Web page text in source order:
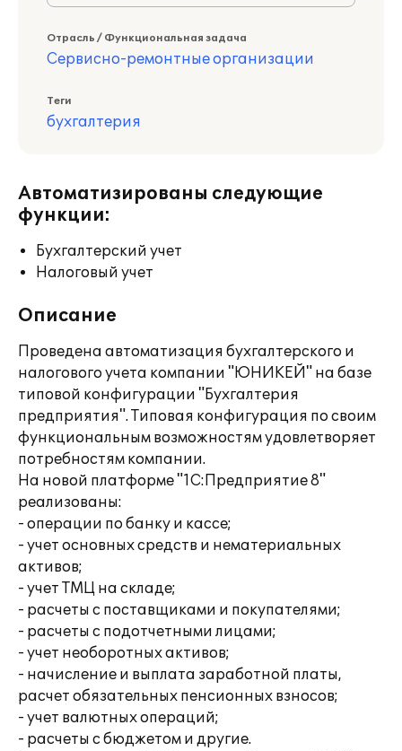
Отрасль / Функциональная задача
Сервисно-ремонтные организации
Теги
бухгалтерия
Автоматизированы следующие
функции:
Бухгалтерский учет
Налоговый учет
Описание
Проведена автоматизация бухгалтерского и
налогового учета компании "ЮНИКЕЙ" на базе
типовой конфигурации "Бухгалтерия
предприятия". Типовая конфигурация по своим
функциональным возможностям удовлетворяет
потребностям компании.
На новой платформе "1С:Предприятие 8"
реализованы:
- операции по банку и кассе;
- учет основных средств и нематериальных
активов;
- учет ТМЦ на складе;
- расчеты с поставщиками и покупателями;
- расчеты с подотчетными лицами;
- учет необоротных активов;
- начисление и выплата заработной платы,
расчет обязательных пенсионных взносов;
- учет валютных операций;
- расчеты с бюджетом и другие.